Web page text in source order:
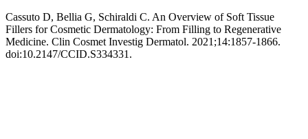
Cassuto D, Bellia G, Schiraldi C. An Overview of Soft Tissue
Fillers for Cosmetic Dermatology: From Filling to Regenerative
Medicine. Clin Cosmet Investig Dermatol. 2021;14:1857-1866.
doi:10.2147/CCID.S334331.